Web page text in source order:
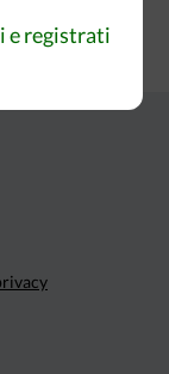
e registrati